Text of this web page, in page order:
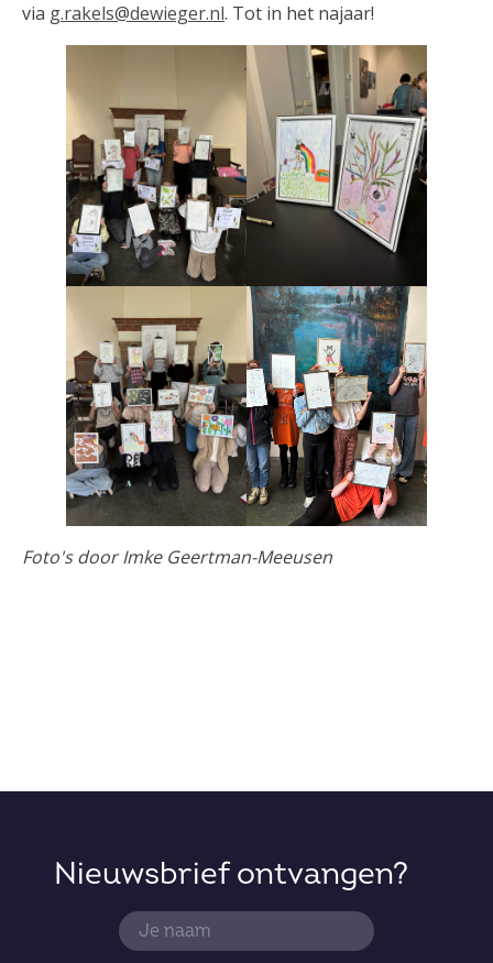
via g.rakels@dewieger.nl. Tot in het najaar!
Foto's door Imke Geertman-Meeusen
Nieuwsbrief ontvangen?